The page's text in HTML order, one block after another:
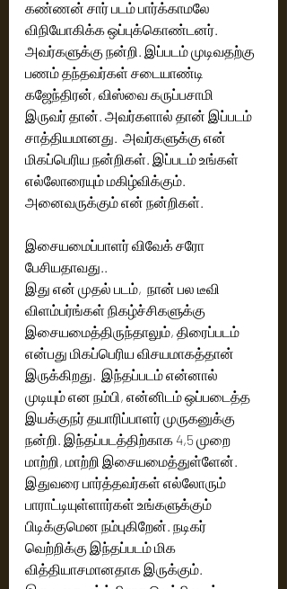
கண்ணன் சார் படம் பார்க்காமலே
விநியோகிக்க ஒப்புக்கொண்டனர்.
அவர்களுக்கு நன்றி. இப்படம் முடிவதற்கு
பணம் தந்தவர்கள் சடையாண்டி
கஜேந்திரன், விஸ்வை கருப்பசாமி
இருவர் தான். அவர்களால் தான் இப்படம்
சாத்தியமானது.  அவர்களுக்கு என்
மிகப்பெரிய நன்றிகள். இப்படம் உங்கள்
எல்லோரையும் மகிழ்விக்கும்.
அனைவருக்கும் என் நன்றிகள்.
இசையமைப்பாளர் விவேக் சரோ
பேசியதாவது..
இது என் முதல் படம்,  நான் பல டீவி
விளம்பர்ங்கள் நிகழ்ச்சிகளுக்கு
இசையமைத்திருந்தாலும், திரைப்படம்
என்பது மிகப்பெரிய விசயமாகத்தான்
இருக்கிறது.  இந்தப்படம் என்னால்
முடியும் என நம்பி, என்னிடம் ஒப்படைத்த
இயக்குநர் தயாரிப்பாளர் முருகனுக்கு
நன்றி. இந்தப்படத்திற்காக 4,5 முறை
மாற்றி, மாற்றி இசையமைத்துள்ளேன்.
இதுவரை பார்த்தவர்கள் எல்லோரும்
பாராட்டியுள்ளார்கள் உங்களுக்கும்
பிடிக்குமென நம்புகிறேன். நடிகர்
வெற்றிக்கு இந்தப்படம் மிக
வித்தியாசமானதாக இருக்கும்.